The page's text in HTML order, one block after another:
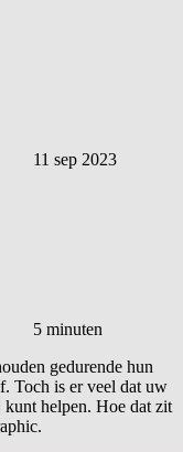
11 sep 2023
5 minuten
gedurende hun
Toch is er veel dat uw
kunt helpen. Hoe dat zit